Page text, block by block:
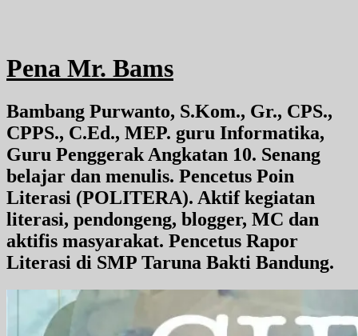
Pena Mr. Bams
Bambang Purwanto, S.Kom., Gr., CPS.,
CPPS., C.Ed., MEP. guru Informatika,
Guru Penggerak Angkatan 10. Senang
belajar dan menulis. Pencetus Poin
Literasi (POLITERA). Aktif kegiatan
literasi, pendongeng, blogger, MC dan
aktifis masyarakat. Pencetus Rapor
Literasi di SMP Taruna Bakti Bandung.